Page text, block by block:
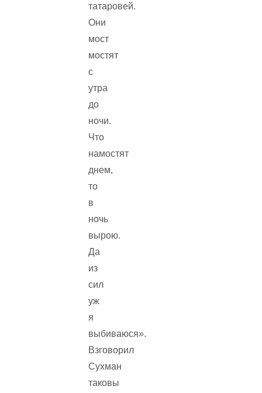
татаровей.
Они
мост
мостят
с
утра
до
ночи.
Что
намостят
днем,
то
в
ночь
вырою.
Да
из
сил
уж
я
выбиваюся».
Взговорил
Сухман
таковы